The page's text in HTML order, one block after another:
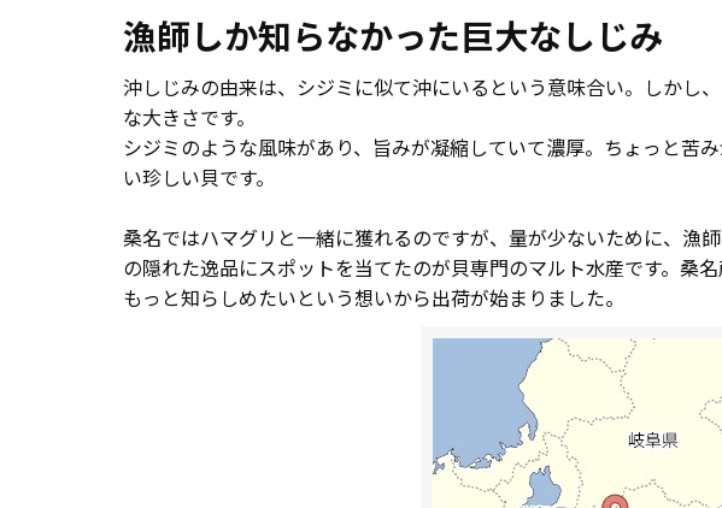
漁師しか知らなかった巨大なしじみ
沖しじみの由来は、シジミに似て沖にいるという意味合い。しかし
な大きさです。
シジミのような風味があり、旨みが凝縮していて濃厚。ちょっと苦
い珍しい貝です。
桑名ではハマグリと一緒に獲れるのですが、量が少ないために、漁
の隠れた逸品にスポットを当てたのが貝専門のマルト水産です。桑
もっと知らしめたいという想いから出荷が始まりました。